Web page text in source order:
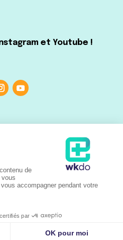
et Youtube !